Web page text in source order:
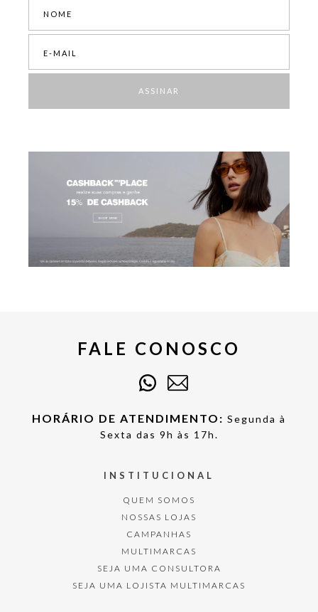
ASSINAR
FALE CONOSCO
HORÁRIO DE ATENDIMENTO: Segunda à
Sexta das 9h às 17h.
INSTITUCIONAL
QUEM SOMOS
NOSSAS LOJAS
CAMPANHAS
MULTIMARCAS
SEJA UMA CONSULTORA
SEJA UMA LOJISTA MULTIMARCAS